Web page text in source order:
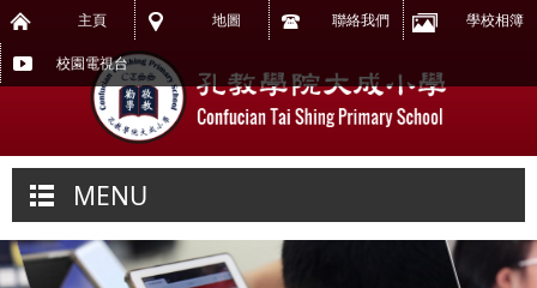
主頁 地圖 聯絡我們 學校相簿
校園電視台
MENU